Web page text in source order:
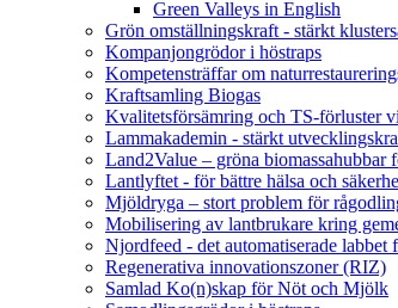
Green Valleys in English
Grön omställningskraft - stärkt
Kompanjongrödor i höstraps
Kompetensträffar om
Kraftsamling Biogas
Kvalitetsförsämring och TS-förluster
Lammakademin - stärkt
Land2Value – gröna biomassahubbar
Lantlyftet - för bättre hälsa och
Mjöldryga – stort problem för
Mobilisering av lantbrukare kring
Njordfeed - det automatiserade labbet
Regenerativa innovationszoner (RIZ)
Samlad Ko(n)skap för Nöt och Mjölk